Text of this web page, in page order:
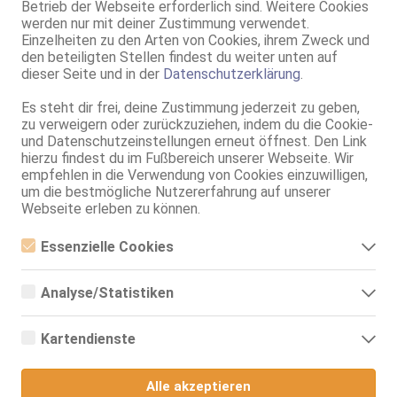
Betrieb der Webseite erforderlich sind. Weitere Cookies
werden nur mit deiner Zustimmung verwendet.
Einzelheiten zu den Arten von Cookies, ihrem Zweck und
den beteiligten Stellen findest du weiter unten auf
dieser Seite und in der Datenschutzerklärung.
Es steht dir frei, deine Zustimmung jederzeit zu geben,
zu verweigern oder zurückzuziehen, indem du die Cookie-
und Datenschutzeinstellungen erneut öffnest. Den Link
hierzu findest du im Fußbereich unserer Webseite. Wir
empfehlen in die Verwendung von Cookies einzuwilligen,
um die bestmögliche Nutzererfahrung auf unserer
Webseite erleben zu können.
Essenzielle Cookies
Essenzielle Cookies sind alle notwendigen Cookies, die für den
ermöglicht werden. Die Webseite kann ohne diese Cookies nicht
Analyse/Statistiken
Analyse- bzw. Statistikcookies sind Cookies, die der Analyse der
Zugriffsstatistiken dienen. Sie helfen den Webseiten-Besitzern zu
Informationen anonym gesammelt und gemeldet werden.
Kartendienste
Alle akzeptieren
Darmstadt
Ana - Top Service
Darmstadt
Carolina
35 Jahre, 75C, KF 34/36, 1.65m, total rasiert, Latina
AV, 69, GF6, NSa, Franz b. Ihr, BV, Schmu., Kuscheln
Darmstadt
Evgenia
ZK, 69, NSa, Franz b. Ihr, BV, Schmu., Kuscheln, Körperküs.
Debora
AV, 69, GF6, DT, Franz b. Ihr, BV, Schmu., Kuscheln